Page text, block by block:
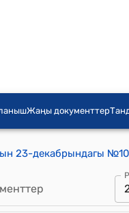
Жаңы документтер